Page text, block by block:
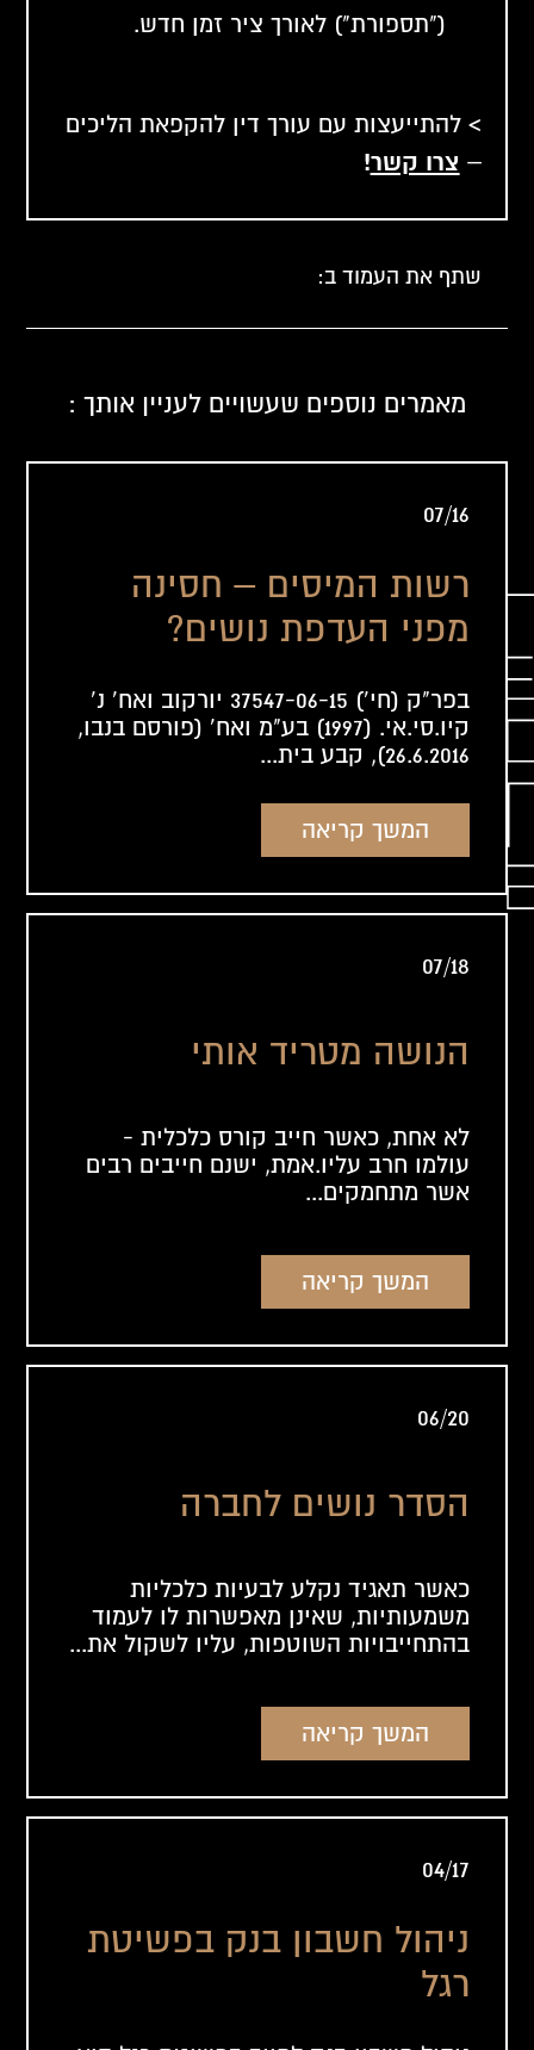
("תספורת") לאורך ציר זמן חדש.
> להתייעצות עם עורך דין להקפאת הליכים
– צרו קשר!
שתף את העמוד ב:
מאמרים נוספים שעשויים לעניין אותך :
07/16
רשות המיסים – חסינה
מפני העדפת נושים?
בפר"ק (חי') 37547-06-15 יורקוב ואח' נ'
קיו.סי.אי. (1997) בע"מ ואח' (פורסם בנבו,
26.6.2016), קבע בית...
המשך קריאה
07/18
הנושה מטריד אותי
לא אחת, כאשר חייב קורס כלכלית -
עולמו חרב עליו.אמת, ישנם חייבים רבים
אשר מתחמקים...
המשך קריאה
06/20
הסדר נושים לחברה
כאשר תאגיד נקלע לבעיות כלכליות
משמעותיות, שאינן מאפשרות לו לעמוד
בהתחייבויות השוטפות, עליו לשקול את...
המשך קריאה
04/17
ניהול חשבון בנק בפשיטת
רגל